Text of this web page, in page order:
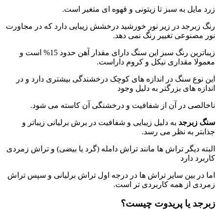
مایل به سبز تا زیتونی و قهوه ای متغیر است.
زبرجد در زیر نور خورشید درخشش زیبایی دارد که در مجاورت
مصنوعی تغییر رنگ نمی دهد.
زیباترین رنگ سبز این سنگ دارای مقدار آهن حدود 15% است و
مقداری نیکل و کروم داراست.
نوع سنگ در اندازه های کوچک درخشندگی بیشتری دارد و در
های بزرگتر به دلیل وجود
در آن از شفافیت و درخشنگی آن کاسته می شود.
زبرجدبه دلیل زیبایی و شفافیت در برش برلیانی زیباتر و
به نظر می رسد.
دیگر تراش ها مانند تراش دامله (گرد یا بیضی) و تراش زمردی
دارد
در بین سایر تراش ها در درجه اول تراش برلیانی و سپس تراش
از همه کاربردی تر است.
یا پریدوت چیست؟